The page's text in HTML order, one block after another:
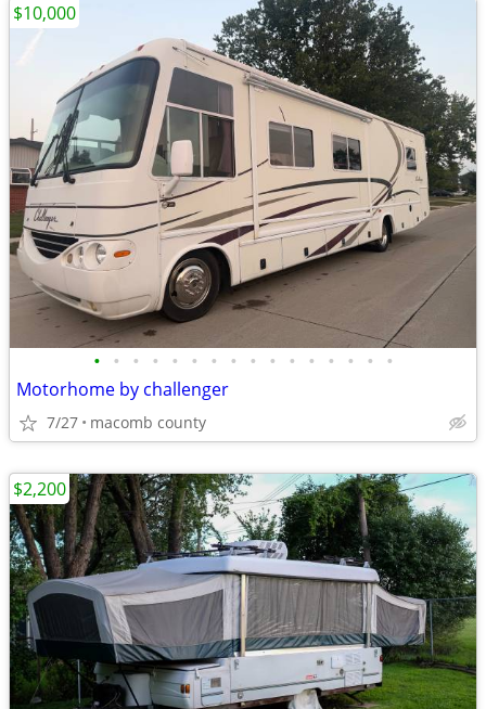
• • • • • • • • • • • • • • • •
Motorhome by challenger
7/27 macomb county
$10,000
$2,200